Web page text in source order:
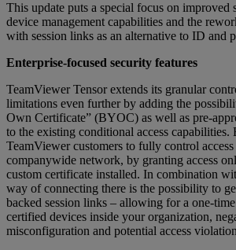
This update puts a special focus on improved
device management capabilities and the
with session links as an alternative to ID and
Enterprise-focused security features
TeamViewer Tensor extends its granular
limitations even further by adding the
Own Certificate” (BYOC) as well as pre-
to the existing conditional access capabilities.
TeamViewer customers to fully control
companywide network, by granting access
custom certificate installed. In combination
way of connecting there is the possibility to
backed session links – allowing for a one-
certified devices inside your organization,
misconfiguration and potential access